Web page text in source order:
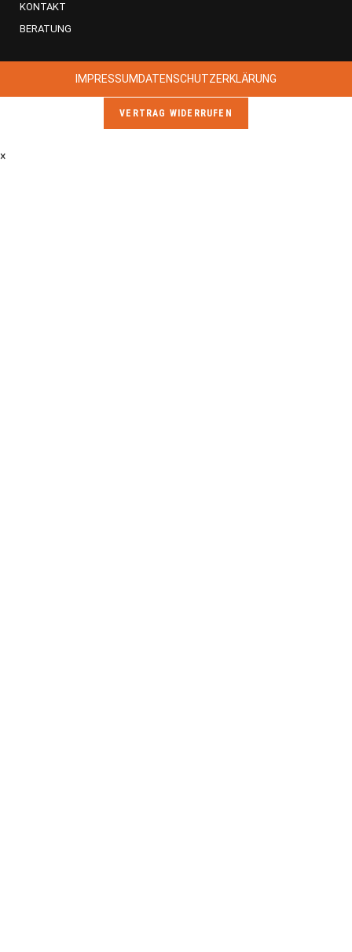
KONTAKT
BERATUNG
IMPRESSUM DATENSCHUTZERKLÄRUNG
VERTRAG WIDERRUFEN
×